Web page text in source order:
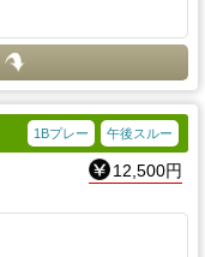
午後スルー
1Bプレー
12,500円